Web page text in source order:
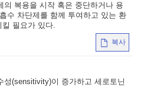
복용을 시작 혹은 중단하거나 용
수 차단제를 함께 투여하고 있는 환
필요가 있다.
복사
(sensitivity)이 증가하고 세로토닌